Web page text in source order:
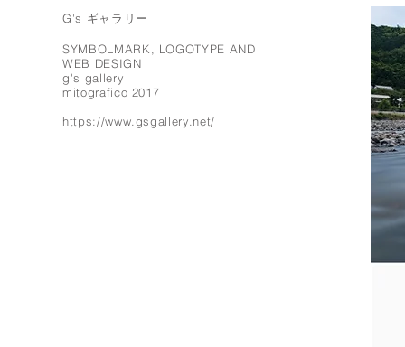
G's ギャラリー
SYMBOLMARK, LOGOTYPE AND
WEB DESIGN
g's gallery
mitografico 2017
https://www.gsgallery.net/